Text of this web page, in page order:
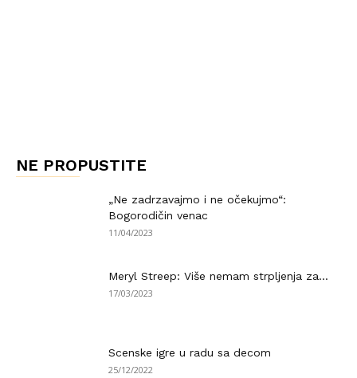
NE PROPUSTITE
„Ne zadrzavajmo i ne očekujmo“:
Bogorodičin venac
11/04/2023
Meryl Streep: Više nemam strpljenja za…
17/03/2023
Scenske igre u radu sa decom
25/12/2022